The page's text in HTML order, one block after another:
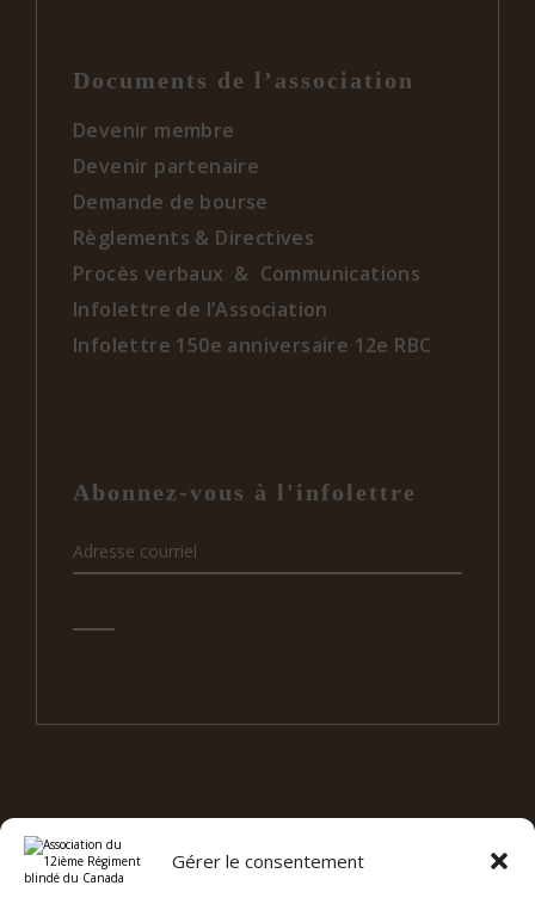
Gérer le consentement
Documents de l’association
Devenir membre
Devenir partenaire
Demande de bourse
Règlements & Directives
Procès verbaux & Communications
Infolettre de l’Association
Infolettre 150e anniversaire 12e RBC
Abonnez-vous à l'infolettre
12eRBC SUR LES RÉSEAUX